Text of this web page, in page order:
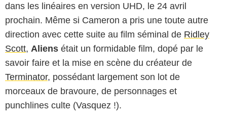
dans les linéaires en version UHD, le 24 avril
prochain. Même si Cameron a pris une toute autre
direction avec cette suite au film séminal de Ridley
Scott, Aliens était un formidable film, dopé par le
savoir faire et la mise en scène du créateur de
Terminator, possédant largement son lot de
morceaux de bravoure, de personnages et
punchlines culte (Vasquez !).